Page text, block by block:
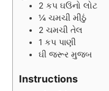
2 કપ ઘઉંનો લોટ
¼ ચમચી મીઠું
2 ચમચી તેલ
1 કપ પાણી
ઘી જરૂર મુજબ
Instructions